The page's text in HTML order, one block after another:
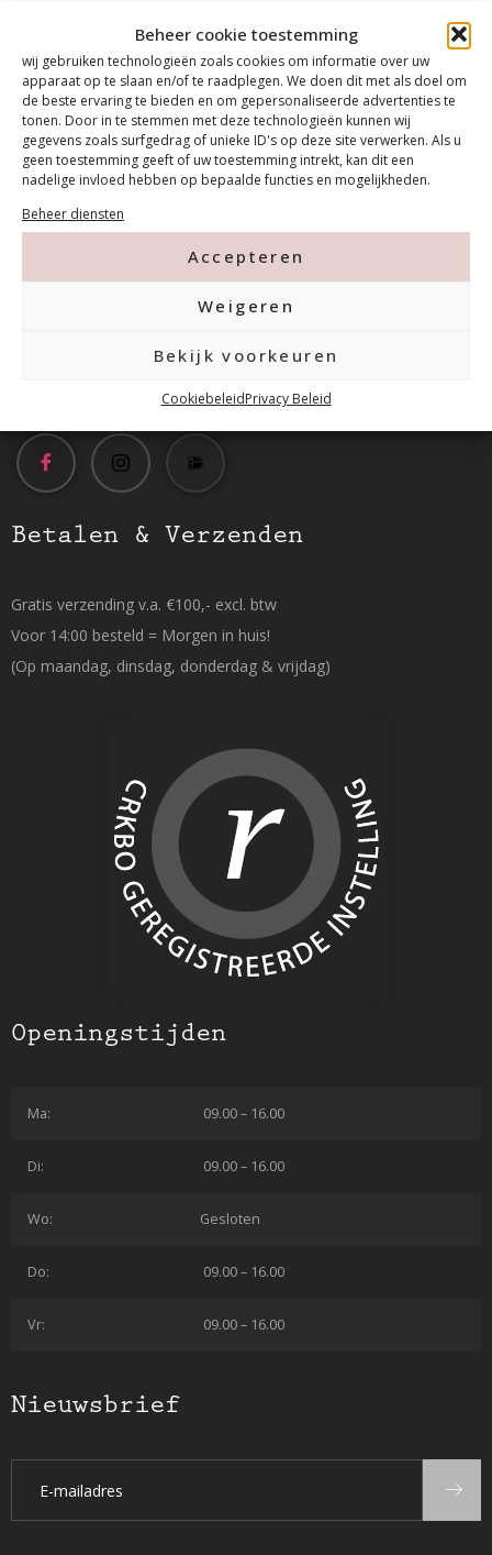
Beheer cookie toestemming
wij gebruiken technologieën zoals cookies om informatie over uw
apparaat op te slaan en/of te raadplegen. We doen dit met als doel om
de beste ervaring te bieden en om gepersonaliseerde advertenties te
tonen. Door in te stemmen met deze technologieën kunnen wij
gegevens zoals surfgedrag of unieke ID's op deze site verwerken. Als u
geen toestemming geeft of uw toestemming intrekt, kan dit een
nadelige invloed hebben op bepaalde functies en mogelijkheden.
Beheer diensten
Accepteren
Weigeren
Bekijk voorkeuren
CookiebeleidPrivacy Beleid
Contact
Tanthofdreef 7 2623 EW Delft
Betalen & Verzenden
Gratis verzending v.a. €100,- excl. btw
Voor 14:00 besteld = Morgen in huis!
(Op maandag, dinsdag, donderdag & vrijdag)
Openingstijden
Ma: 09.00 – 16.00
Di: 09.00 – 16.00
Wo: Gesloten
Do: 09.00 – 16.00
Vr: 09.00 – 16.00
Nieuwsbrief